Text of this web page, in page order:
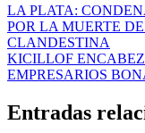
Navegación
de
entradas
LA PLATA:
POR LA MUERTE
CLANDESTINA
KICILLOF
EMPRESARIOS
Entradas